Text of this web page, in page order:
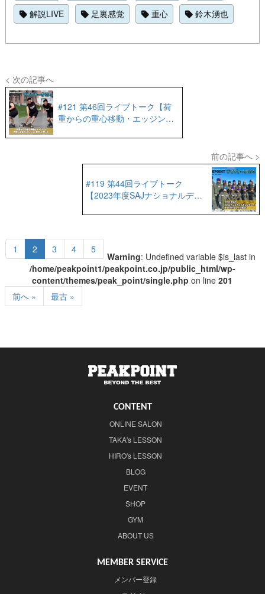
解説LIVE
足裏感覚 重心 鈴木湧也
< 次の記事へ
#121 第46回ライブトーク【荷
重からの重心移動・エッジン
ール】
前の記事へ >
#119 第44回ライブトーク
【2023年度SAJナショナルデモ
会 参加報告】
1 2 3 4 5
Warning: Undefined variable $is_last in
/home/peakpoint1/peakpoint.co.jp/public_html/wp-
content/themes/peak_point/single.php on line201
前へ »
最古 »
CONTENT
ONLINE SALON
TAKA's LESSON
HIRO's LESSON
BLOG
EVENT
SHOP
GYM
ABOUT US
MEMBER SERVICE
メンバー登録